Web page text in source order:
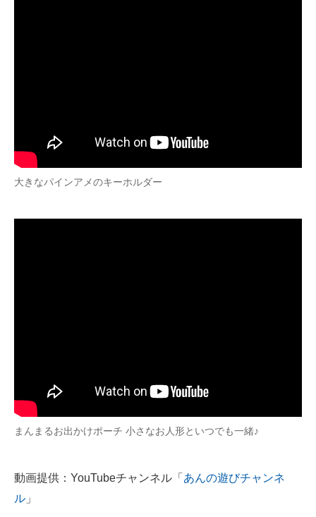
大きなパインアメのキーホルダー
まんまるお出かけポーチ 小さなお人形といつでも一緒♪
動画提供：YouTubeチャンネル「 あんの遊びチャンネ
ル 」